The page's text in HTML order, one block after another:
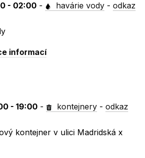
- 02:00 - havárie vody -odkaz
informací
- 19:00 - kontejnery -odkaz
kontejner v ulici Madridská x